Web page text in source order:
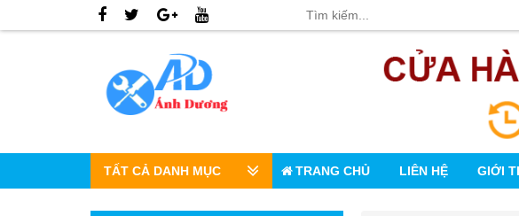
TẤT CẢ DANH MỤC TRANG CHỦ LIÊN HỆ GIỚI